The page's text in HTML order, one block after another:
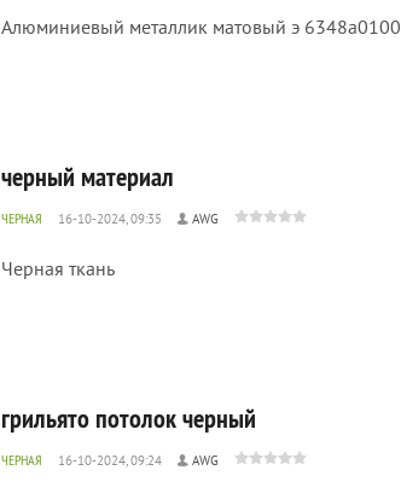
Алюминиевый металлик матовый э 6348а0100
черный материал
ЧЕРНАЯ 16-10-2024, 09:35 AWG
Черная ткань
грильято потолок черный
ЧЕРНАЯ 16-10-2024, 09:24 AWG